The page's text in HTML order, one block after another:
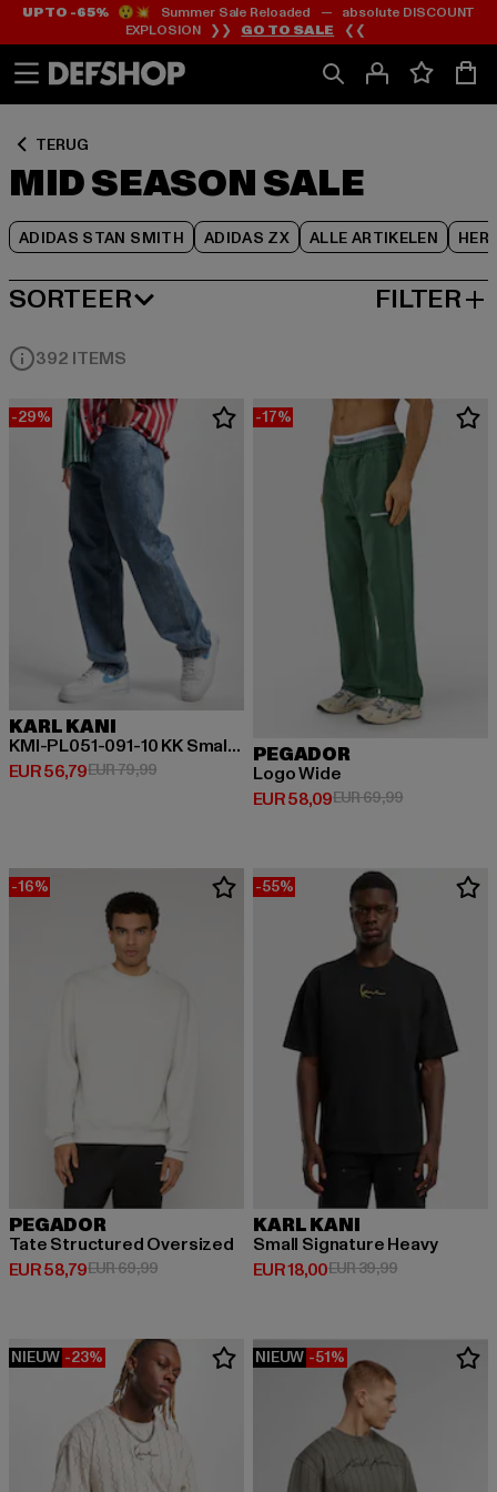
Ga
naar
Ga
naar
UP TO -65%😲💥 Summer Sale Reloaded — absolute DISCOUNT
EXPLOSION ❯❯ GO TO SALE ❮❮
TERUG
MID SEASON SALE
ADIDAS STAN SMITH ADIDAS ZX ALLE ARTIKELEN
Ga
naar
Rooster
SORTEER
MEEST POPULAIRE FILTER
392 ITEMS
-29%
KARL KANI
KMI-PL051-091-10 KK Small Signature Baggy Five Pocket Denim
EUR 56,79
Huidige prijs: EUR 56,79
EUR 79,99Actieprijs: EUR 79,99
-17%
PEGADOR
Logo Wide
EUR 58,09
Huidige prijs: EUR 58,09
EUR 69,99Actieprijs:
-16%
PEGADOR
Tate Structured Oversized
EUR 58,79
Huidige prijs: EUR 58,79
EUR 69,99Actieprijs: EUR 69,99
-55%
KARL KANI
Small Signature Heavy
EUR 18,00
Huidige prijs: EUR 18,00
EUR 39,99Actieprijs:
NIEUW -23% NIEUW -51%